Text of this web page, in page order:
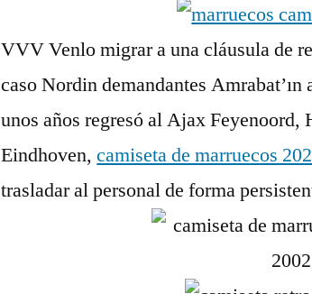
VVV Venlo migrar a una cláusula de
caso Nordin demandantes
unos años regresó al Ajax
Eindhoven,camiseta de marruecos
trasladar al personal de forma